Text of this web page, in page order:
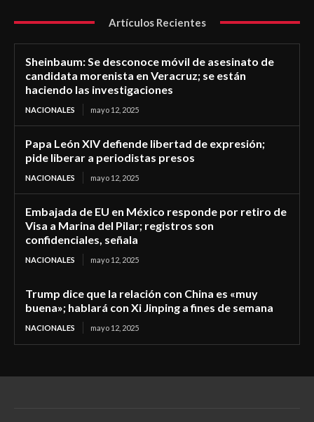
Artículos Recientes
Sheinbaum: Se desconoce móvil de asesinato de
candidata morenista en Veracruz; se están
haciendo las investigaciones
NACIONALES mayo 12, 2025
Papa León XIV defiende libertad de expresión;
pide liberar a periodistas presos
NACIONALES mayo 12, 2025
Embajada de EU en México responde por retiro de
Visa a Marina del Pilar; registros son
confidenciales, señala
NACIONALES mayo 12, 2025
Trump dice que la relación con China es «muy
buena»; hablará con Xi Jinping a fines de semana
NACIONALES mayo 12, 2025